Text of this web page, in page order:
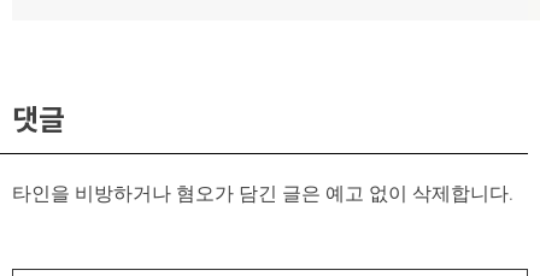
댓글
타인을 비방하거나 혐오가 담긴 글은 예고 없이 삭제합니다.